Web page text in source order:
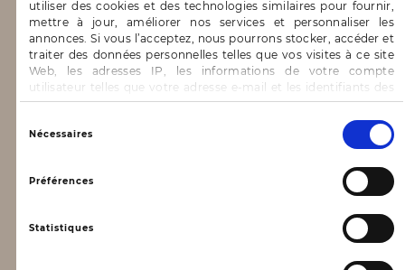
utiliser des cookies et des technologies similaires pour fournir,
mettre à jour, améliorer nos services et personnaliser les
annonces. Si vous l’acceptez, nous pourrons stocker, accéder et
traiter des données personnelles telles que vos visites à ce site
Web, les adresses IP, les informations de votre compte
utilisateur telles que votre adresse e-mail et les identifiants des
cookies.
Vous avez le choix d’« Accepter » pour consentir à ces
utilisations, de « Refuser » pour vous y opposer ou
de sélectionner vos préférences concernant chaque catégorie
de cookie en cliquant sur « Valider la sélection » pour valider vos
options. Vous pouvez à tout moment modifier vos préférences
Nécessaires
Préférences
Statistiques
CONTACT & AIDE
FAQ
Nous contacter
INFORMATIONS
Mentions légales
Données personnelles, vie privée